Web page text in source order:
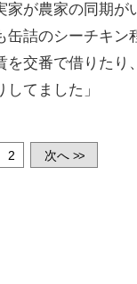
家が農家の同期が
詰のシーチキン
交番で借りたり
てました」
2 次へ >>